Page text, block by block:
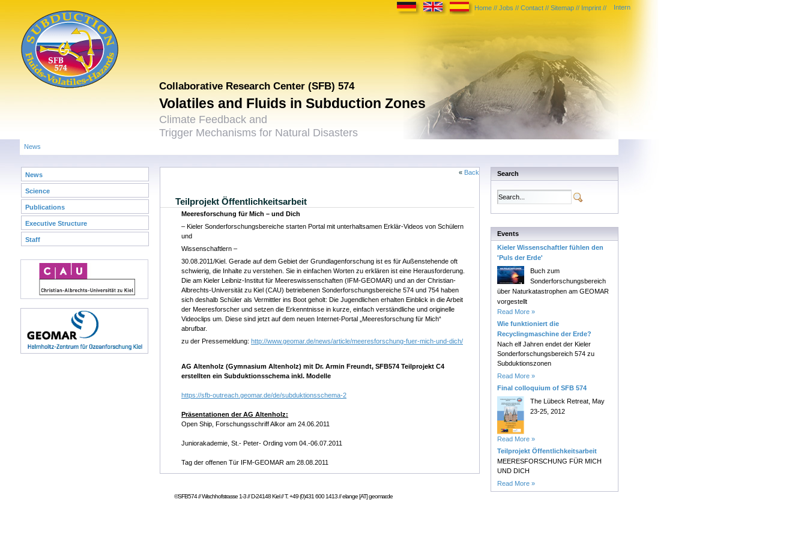
Intern
Home // Jobs // Contact // Sitemap // Imprint //
Collaborative Research Center (SFB) 574
Volatiles and Fluids in Subduction Zones
Climate Feedback and
Trigger Mechanisms for Natural Disasters
News
News
Science
Publications
Executive Structure
Staff
« Back
Teilprojekt Öffentlichkeitsarbeit
Meeresforschung für Mich – und Dich
– Kieler Sonderforschungsbereiche starten Portal mit unterhaltsamen Erklär-Videos von Schülern
und
Wissenschaftlern –
30.08.2011/Kiel. Gerade auf dem Gebiet der Grundlagenforschung ist es für Außenstehende oft
schwierig, die Inhalte zu verstehen. Sie in einfachen Worten zu erklären ist eine Herausforderung.
Die am Kieler Leibniz-Institut für Meereswissenschaften (IFM-GEOMAR) und an der Christian-
Albrechts-Universität zu Kiel (CAU) betriebenen Sonderforschungsbereiche 574 und 754 haben
sich deshalb Schüler als Vermittler ins Boot geholt: Die Jugendlichen erhalten Einblick in die Arbeit
der Meeresforscher und setzen die Erkenntnisse in kurze, einfach verständliche und originelle
Videoclips um. Diese sind jetzt auf dem neuen Internet-Portal „Meeresforschung für Mich“
abrufbar.
zu der Pressemeldung: http://www.geomar.de/news/article/meeresforschung-fuer-mich-und-dich/
AG Altenholz (Gymnasium Altenholz) mit Dr. Armin Freundt, SFB574 Teilprojekt C4
erstellten ein Subduktionsschema inkl. Modelle
https://sfb-outreach.geomar.de/de/subduktionsschema-2
Präsentationen der AG Altenholz:
Open Ship, Forschungsschriff Alkor am 24.06.2011
Juniorakademie, St.- Peter- Ording vom 04.-06.07.2011
Tag der offenen Tür IFM-GEOMAR am 28.08.2011
Search
Events
Kieler Wissenschaftler fühlen den
'Puls der Erde'
Buch zum
Sonderforschungsbereich
über Naturkatastrophen am GEOMAR
vorgestellt
Read More »
Wie funktioniert die
Recyclingmaschine der Erde?
Nach elf Jahren endet der Kieler
Sonderforschungsbereich 574 zu
Subduktionszonen
Read More »
Final colloquium of SFB 574
The Lübeck Retreat, May
23-25, 2012
Read More »
Teilprojekt Öffentlichkeitsarbeit
MEERESFORSCHUNG FÜR MICH
UND DICH
Read More »
©SFB574 // Wischhofstrasse 1-3 // D-24148 Kiel // T. +49 (0)431 600 1413 // elange [AT] geomar.de